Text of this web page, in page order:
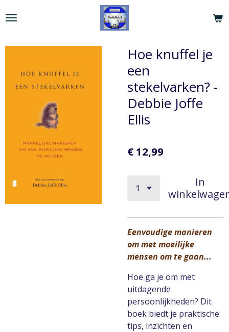
direct
de
Hoe knuffel je
een
stekelvarken? -
Debbie Joffe
Ellis
€ 12,99
In
Eenvoudige manieren
om met moeilijke
mensen om te gaan...
Hoe ga je om met
uitdagende
persoonlijkheden? Dit
boek biedt je praktische
tips, inzichten en